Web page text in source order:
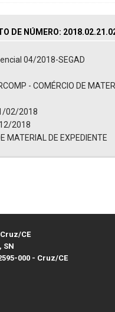
DE NÚMERO:
04/2018-SEGAD
- COMÉRCIO DE
02/2018
2018
MATERIAL DE EXPEDIENTE
CE
SN
000 - Cruz/CE